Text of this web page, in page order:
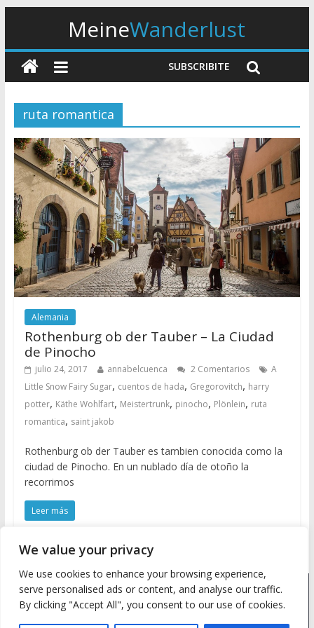
We value your privacy
We use cookies to enhance your browsing experience,
serve personalised ads or content, and analyse our traffic.
By clicking "Accept All", you consent to our use of cookies.
MeineWanderlust
SUBSCRIBITE
ruta romantica
Alemania
Rothenburg ob der Tauber – La Ciudad
de Pinocho
julio 24, 2017 annabelcuenca 2 Comentarios
A
Little Snow Fairy Sugar, cuentos de hada, Gregorovitch, harry
potter, Käthe Wohlfart, Meistertrunk, pinocho, Plönlein, ruta
romantica, saint jakob
Rothenburg ob der Tauber es tambien conocida como la
ciudad de Pinocho. En un nublado día de otoño la
recorrimos
Leer más
Copyright © 2026Meine Wanderlust. Todos los derechos
reservados.
Tema: ColorMag by ThemeGrill. Desarrollado conWordPress